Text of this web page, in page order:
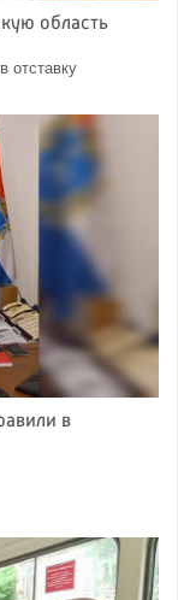
область
отставку
в